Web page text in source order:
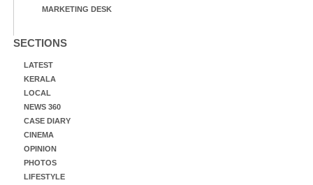
MARKETING DESK
SECTIONS
LATEST
KERALA
LOCAL
NEWS 360
CASE DIARY
CINEMA
OPINION
PHOTOS
LIFESTYLE